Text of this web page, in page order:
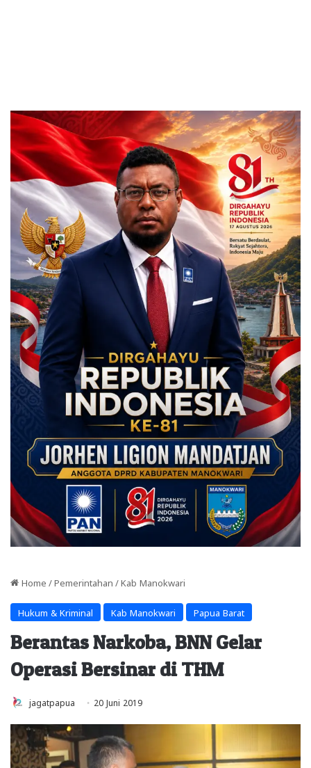
Home / Pemerintahan / Kab Manokwari
Hukum & Kriminal Kab Manokwari Papua Barat
Berantas Narkoba, BNN Gelar
Operasi Bersinar di THM
jagatpapua 20 Juni 2019